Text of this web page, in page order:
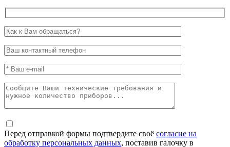
Перед отправкой формы подтвердите своё согласие на
обработку персональных данных, поставив галочку в